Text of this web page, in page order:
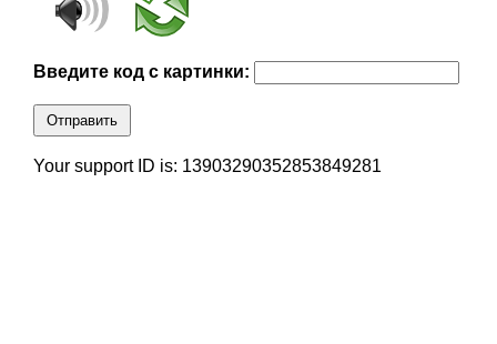
Введите код с картинки:
Отправить
Your support ID is: 13903290352853849281